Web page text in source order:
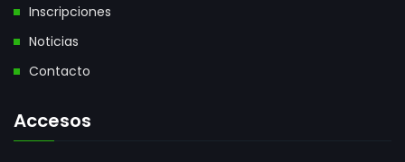
Inscripciones
Noticias
Contacto
Accesos